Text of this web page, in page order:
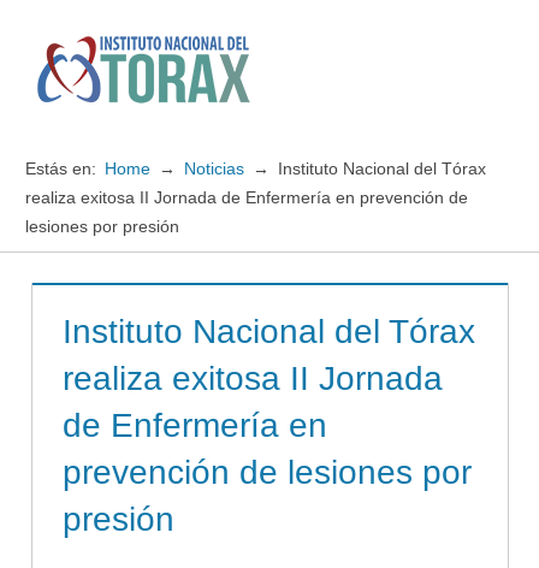
contenido
Instituto
del
TORAX
Estás en: Home Noticias
Instituto Nacional del Tórax
realiza exitosa II Jornada de Enfermería en prevención de
lesiones por presión
Instituto Nacional del Tórax
realiza exitosa II Jornada
de Enfermería en
prevención de lesiones por
presión